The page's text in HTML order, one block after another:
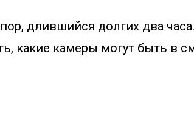
длившийся долгих два
какие камеры могут быть в